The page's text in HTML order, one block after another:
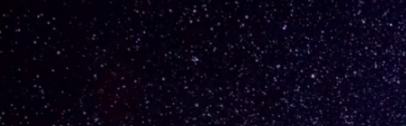
e
n
d
p